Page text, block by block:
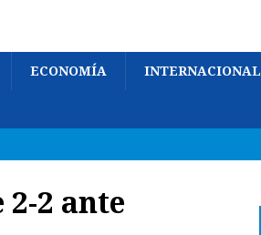
ECONOMÍA INTERNACIONAL
2 ante